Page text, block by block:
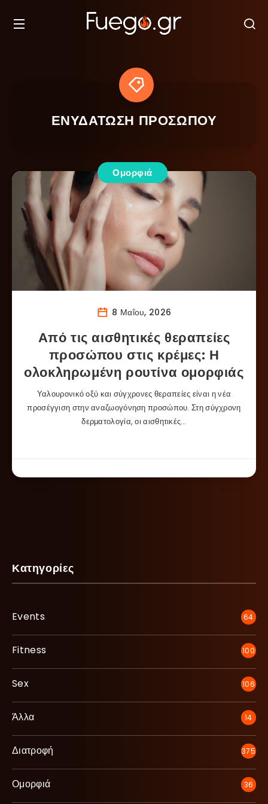
ΕΝΥΔΑΤΩΣΗ ΠΡΟΣΩΠΟΥ
Ομορφιά
8 Μαΐου, 2026
Από τις αισθητικές θεραπείες
προσώπου στις κρέμες: Η
ολοκληρωμένη ρουτίνα ομορφιάς
Υαλουρονικό οξύ και σύγχρονες θεραπείες είναι η νέα
προσέγγιση στην αναζωογόνηση προσώπου. Στη σύγχρονη
δερματολογία, οι αισθητικές…
Κατηγορίες
Events 64
Fitness 100
Sex 106
Άλλα 14
Διατροφή 375
Ομορφιά 36